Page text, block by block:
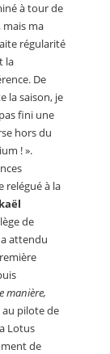
à tour de
mais ma
régularité
la
De
la saison, je
fini une
hors du
! ».
relégué à la
de
attendu
manière,
pilote de
Lotus
de